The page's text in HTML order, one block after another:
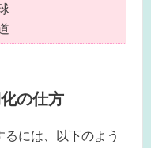
の仕方
には、以下のよう